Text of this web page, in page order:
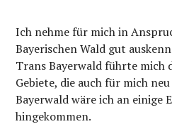
Ich nehme für mich in
Bayerischen Wald gut
Trans Bayerwald führte mich
Gebiete, die auch für mich
Bayerwald wäre ich an einige
hingekommen.